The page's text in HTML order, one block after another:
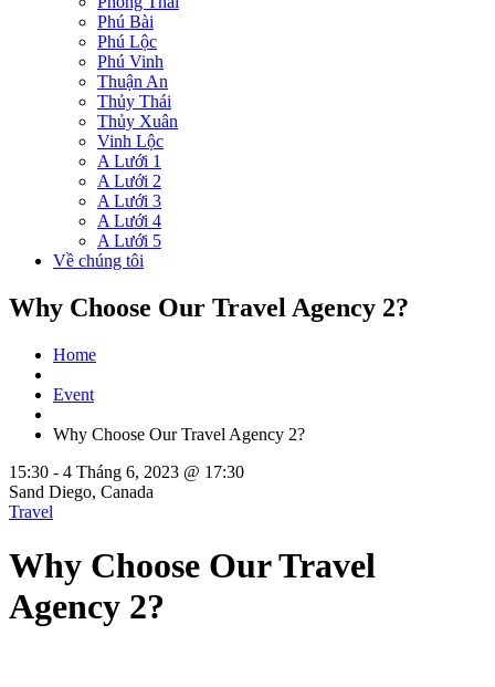
Phú Bài
Phú Lộc
Phú Vinh
Thuận An
Thủy Thái
Thủy Xuân
Vinh Lộc
A Lưới 1
A Lưới 2
A Lưới 3
A Lưới 4
A Lưới 5
Về chúng tôi
Why Choose Our Travel Agency 2?
Home
Event
Why Choose Our Travel Agency 2?
15:30 - 4 Tháng 6, 2023 @ 17:30
Sand Diego, Canada
Travel
Why Choose Our Travel
Agency 2?